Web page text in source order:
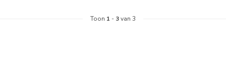
Toon 1 - 3van 3